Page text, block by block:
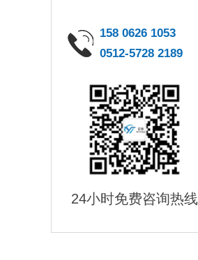
158 0626 1053
0512-5728 2189
24小时免费咨询热线